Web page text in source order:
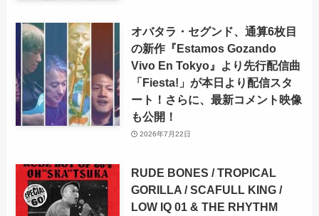
オバタラ・セグンド、通算6枚目
の新作『Estamos Gozando
Vivo En Tokyo』より先行配信曲
「Fiesta!」が本日より配信スタ
ート！さらに、最新コメント映像
も公開！
2026年7月22日
RUDE BONES / TROPICAL
GORILLA / SCAFULL KING /
LOW IQ 01 & THE RHYTHM